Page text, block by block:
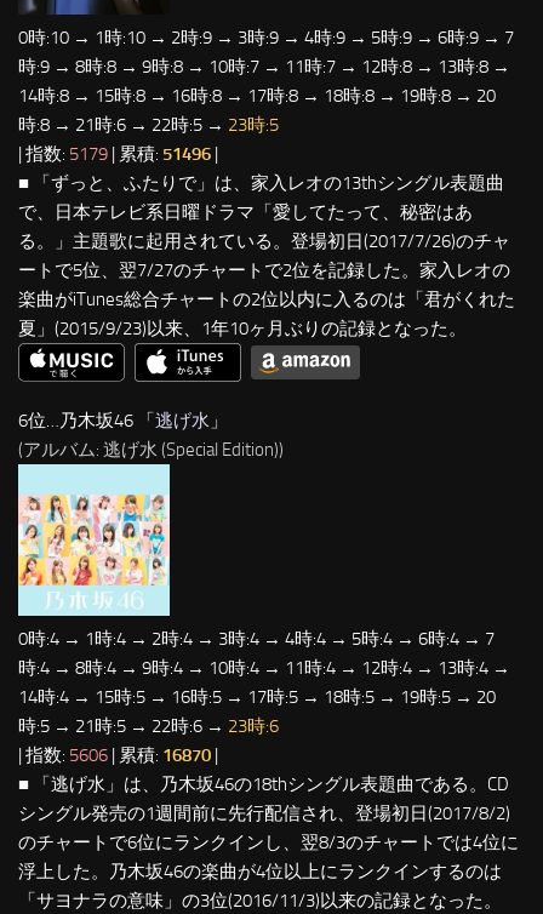
0時:10 → 1時:10 → 2時:9 → 3時:9 → 4時:9 → 5時:9 → 6時:9 → 7
時:9 → 8時:8 → 9時:8 → 10時:7 → 11時:7 → 12時:8 → 13時:8 →
14時:8 → 15時:8 → 16時:8 → 17時:8 → 18時:8 → 19時:8 → 20
時:8 → 21時:6 → 22時:5 → 23時:5
| 指数: 5179 | 累積: 51496 |
■ 「ずっと、ふたりで」は、家入レオの13thシングル表題曲
で、日本テレビ系日曜ドラマ「愛してたって、秘密はあ
る。」主題歌に起用されている。登場初日(2017/7/26)のチャ
ートで5位、翌7/27のチャートで2位を記録した。家入レオの
楽曲がiTunes総合チャートの2位以内に入るのは「君がくれた
夏」(2015/9/23)以来、1年10ヶ月ぶりの記録となった。
6位…乃木坂46 「 逃げ水 」
(アルバム: 逃げ水 (Special Edition))
0時:4 → 1時:4 → 2時:4 → 3時:4 → 4時:4 → 5時:4 → 6時:4 → 7
時:4 → 8時:4 → 9時:4 → 10時:4 → 11時:4 → 12時:4 → 13時:4 →
14時:4 → 15時:5 → 16時:5 → 17時:5 → 18時:5 → 19時:5 → 20
時:5 → 21時:5 → 22時:6 → 23時:6
| 指数: 5606 | 累積: 16870
■ 「逃げ水」は、乃木坂46の18thシングル表題曲である。CD
シングル発売の1週間前に先行配信され、登場初日(2017/8/2)
のチャートで6位にランクインし、翌8/3のチャートでは4位に
浮上した。乃木坂46の楽曲が4位以上にランクインするのは
「サヨナラの意味」の3位(2016/11/3)以来の記録となった。